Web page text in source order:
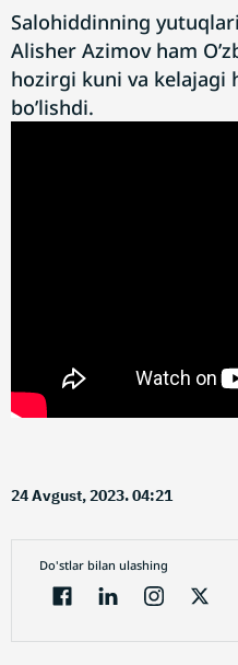
Salohiddinning
Alisher Azimov ham
hozirgi kuni va kelajagi
bo’lishdi.
24 Avgust, 2023. 04:21
Do'stlar bilan ulashing